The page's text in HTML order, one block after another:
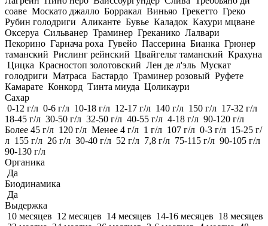
соаве Москато джалло Борракал Виньяо Грекетто Греко
Рубин голодриги Аликанте Бувье Каладок Кахури мцване
Оксеруа Сильванер Траминер Греканико Лалвари
Пекорино Гарнача роха Гувейо Пассерина Бианка Грюнер
таманский Рислинг рейнский Цвайгельт таманский Крахуна
Цицка Красностоп золотовский Лен де л'эль Мускат
голодриги Матраса Бастардо Траминер розовый Руфете
Камарате Конкорд Тинта миуда Цоликаури
Сахар
0-12 г/л 0-6 г/л 10-18 г/л 12-17 г/л 140 г/л 150 г/л 17-32 г/л
18-45 г/л 30-50 г/л 32-50 г/л 40-55 г/л 4-18 г/л 90-120 г/л
Более 45 г/л 120 г/л Менее 4 г/л 1 г/л 107 г/л 0-3 г/л 15-25 г/
л 155 г/л 26 г/л 30-40 г/л 52 г/л 7,8 г/л 75-115 г/л 90-105 г/л
90-130 г/л
Органика
Да
Биодинамика
Да
Выдержка
10 месяцев 12 месяцев 14 месяцев 14-16 месяцев 18 месяцев